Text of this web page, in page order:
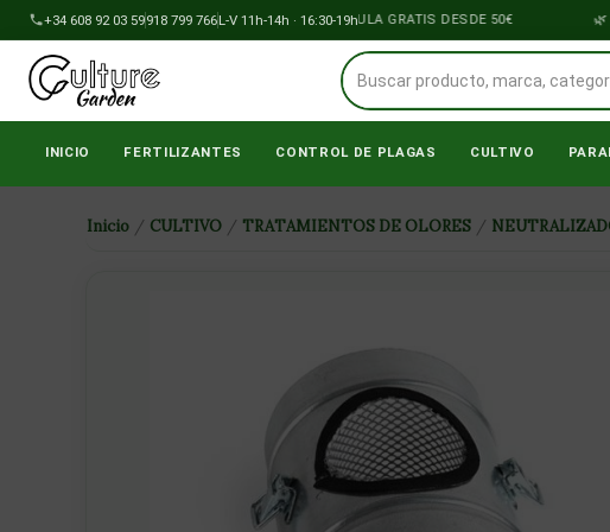
al
contenido
+34 608 92 03 59918 799 766L-V 11h-14h · 16:30-19h
ENVÍOS A PENÍNSULA GRATIS DESDE 50€
INICIO FERTILIZANTES CONTROL DE PLAGAS CULTIVO
Inicio / CULTIVO / TRATAMIENTOS DE OLORES /